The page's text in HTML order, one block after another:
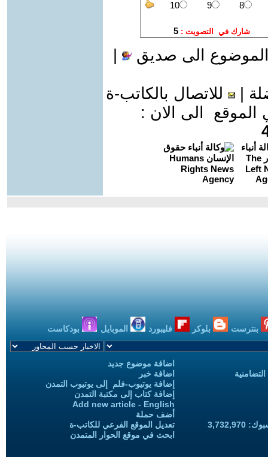
الى صديق
للاتصال بالكاتب-ة
الى الان :
بنترست بلوكر فليبورد الموبايل بودكاست
اضافة موضوع جديد
اضافة خبر
إضافة يوتيوب-فلم إلى يوتيوب التمدن
إضافة كتاب إلى مكتبة التمدن
Add new article - English
أضف حملة
تعديل الموقع الفرعي للكاتب-ة
ابحث في موقع الحوار المتمدن